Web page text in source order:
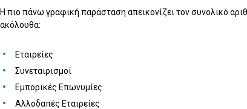
Η πιο πάνω γραφική παράσταση απεικονίζει τον συνολικό
ακόλουθα:
Εταιρείες
Συνεταιρισμοί
Εμπορικές Επωνυμίες
Αλλοδαπές Εταιρείες